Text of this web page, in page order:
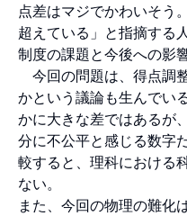
点差はマジでかわいそう
超えている」と指摘する
制度の課題と今後への影
今回の問題は、得点調
かという議論も生んでい
かに大きな差ではあるが
分に不公平と感じる数字
較すると、理科における
ない。
また、今回の物理の難化